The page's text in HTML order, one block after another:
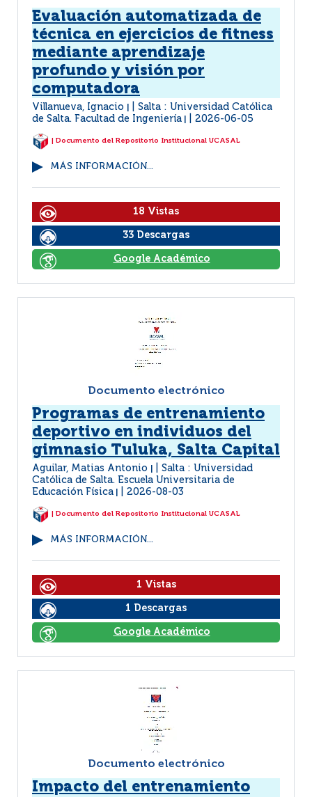
Evaluación automatizada de
técnica en ejercicios de fitness
mediante aprendizaje
profundo y visión por
computadora
Villanueva, Ignacio
Salta : Universidad Católica
de Salta. Facultad de Ingeniería
2026-06-05
| Documento del Repositorio Institucional UCASAL
MÁS INFORMACIÓN...
18 Vistas
33 Descargas
Google Académico
Documento electrónico
Programas de entrenamiento
deportivo en individuos del
gimnasio Tuluka, Salta Capital
Aguilar, Matias Antonio
Salta : Universidad
Católica de Salta. Escuela Universitaria de
Educación Física
2026-08-03
| Documento del Repositorio Institucional UCASAL
MÁS INFORMACIÓN...
1 Vistas
1 Descargas
Google Académico
Documento electrónico
Impacto del entrenamiento